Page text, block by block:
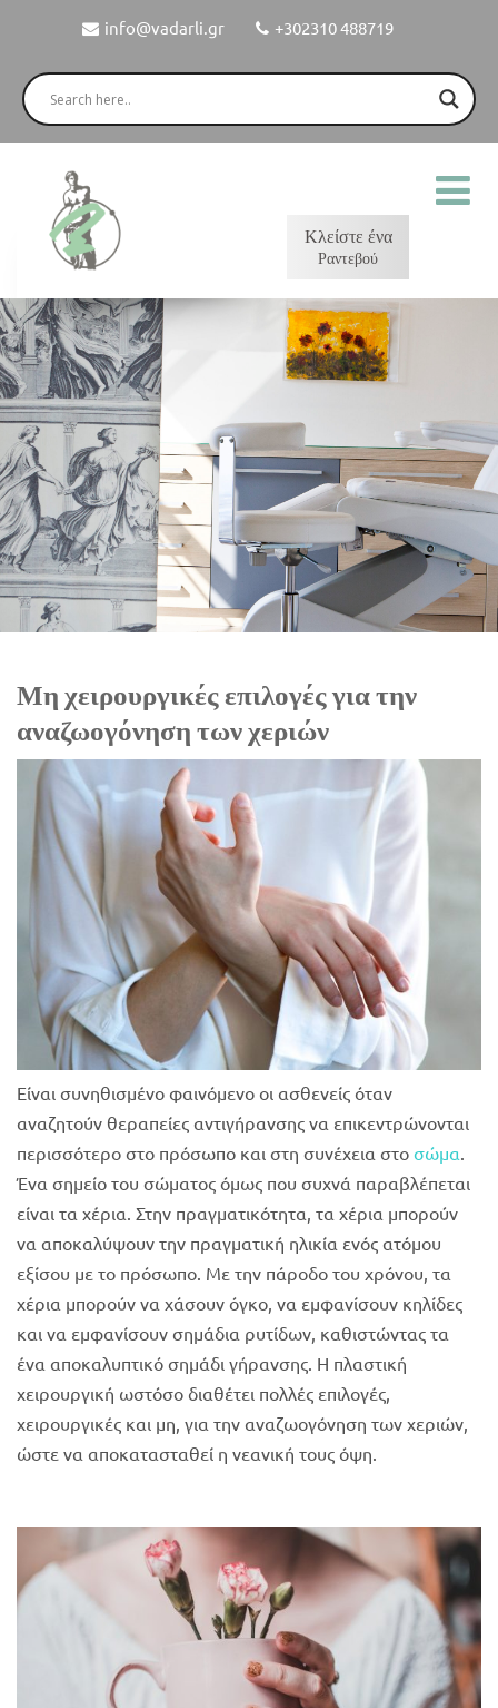
info@vadarli.gr +302310 488719
Κλείστε ένα
Ραντεβού
Μη χειρουργικές επιλογές για την
αναζωογόνηση των χεριών
Είναι συνηθισμένο φαινόμενο οι ασθενείς όταν
αναζητούν θεραπείες αντιγήρανσης να επικεντρώνονται
περισσότερο στο πρόσωπο και στη συνέχεια στο σώμα
Ένα σημείο του σώματος όμως που συχνά παραβλέπεται
είναι τα χέρια. Στην πραγματικότητα, τα χέρια μπορούν
να αποκαλύψουν την πραγματική ηλικία ενός ατόμου
εξίσου με το πρόσωπο. Με την πάροδο του χρόνου, τα
χέρια μπορούν να χάσουν όγκο, να εμφανίσουν κηλίδες
και να εμφανίσουν σημάδια ρυτίδων, καθιστώντας τα
ένα αποκαλυπτικό σημάδι γήρανσης. Η πλαστική
χειρουργική ωστόσο διαθέτει πολλές επιλογές,
χειρουργικές και μη, για την αναζωογόνηση των χεριών,
ώστε να αποκατασταθεί η νεανική τους όψη.